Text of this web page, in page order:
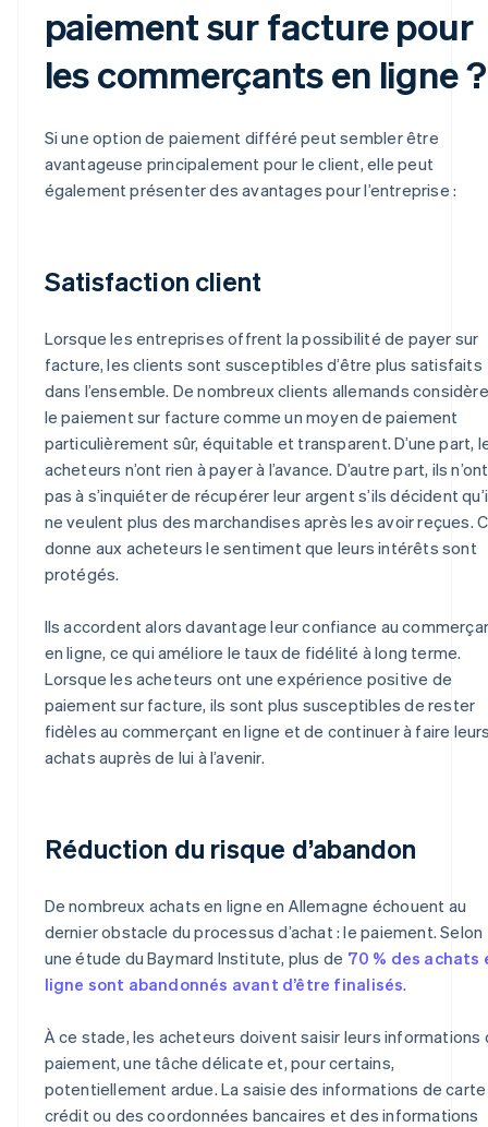
paiement sur facture pour
les commerçants en ligne ?
Si une option de paiement différé peut sembler être
avantageuse principalement pour le client, elle peut
également présenter des avantages pour l’entreprise :
Satisfaction client
Lorsque les entreprises offrent la possibilité de payer sur
facture, les clients sont susceptibles d’être plus satisfaits
dans l’ensemble. De nombreux clients allemands
le paiement sur facture comme un moyen de paiement
particulièrement sûr, équitable et transparent. D’une part,
acheteurs n’ont rien à payer à l’avance. D’autre part, ils n’ont
pas à s’inquiéter de récupérer leur argent s’ils décident
ne veulent plus des marchandises après les avoir reçues.
donne aux acheteurs le sentiment que leurs intérêts sont
protégés.
Ils accordent alors davantage leur confiance au
en ligne, ce qui améliore le taux de fidélité à long terme.
Lorsque les acheteurs ont une expérience positive de
paiement sur facture, ils sont plus susceptibles de rester
fidèles au commerçant en ligne et de continuer à faire
achats auprès de lui à l’avenir.
Réduction du risque d’abandon
De nombreux achats en ligne en Allemagne échouent au
dernier obstacle du processus d’achat : le paiement. Selon
une étude du Baymard Institute, plus de 70 % des achats
ligne sont abandonnés avant d’être finalisés.
À ce stade, les acheteurs doivent saisir leurs informations
paiement, une tâche délicate et, pour certains,
potentiellement ardue. La saisie des informations de
crédit ou des coordonnées bancaires et des informations